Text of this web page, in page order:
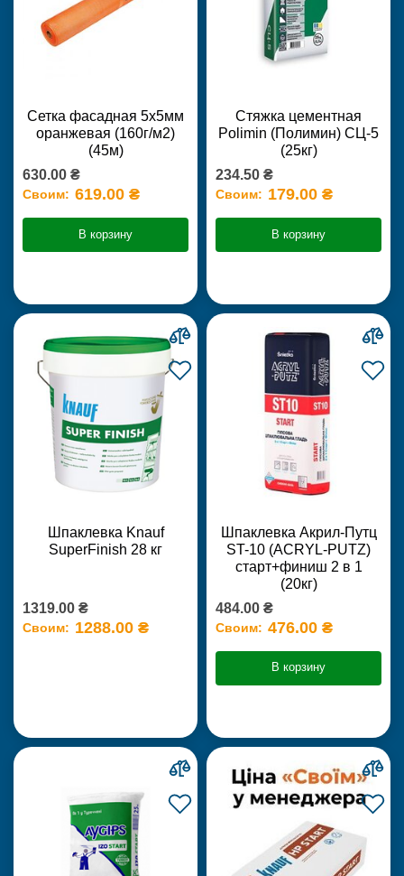
Сетка фасадная 5х5мм
оранжевая (160г/м2)
(45м)
630.00 ₴
Своим: 619.00 ₴
В корзину
Стяжка цементная
Polimin (Полимин) СЦ-5
(25кг)
234.50 ₴
Своим: 179.00 ₴
В корзину
Шпаклевка Knauf
SuperFinish 28 кг
1319.00 ₴
Своим: 1288.00 ₴
Шпаклевка Акрил-Путц
ST-10 (ACRYL-PUTZ)
старт+финиш 2 в 1
(20кг)
484.00 ₴
Своим: 476.00 ₴
В корзину